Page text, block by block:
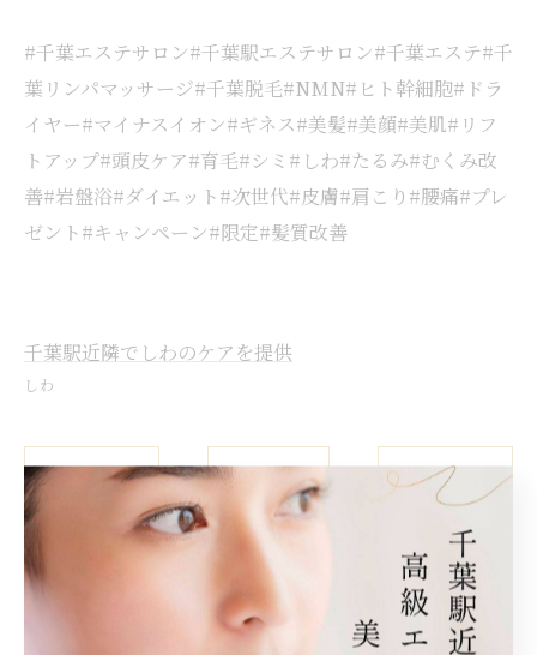
#千葉エステサロン#千葉駅エステサロン#千葉エステ#千
葉リンパマッサージ#千葉脱毛#NMN#ヒト幹細胞#ドラ
イヤー#マイナスイオン#ギネス#美髪#美顔#美肌#リフ
トアップ#頭皮ケア#育毛#シミ#しわ#たるみ#むくみ改
善#岩盤浴#ダイエット#次世代#皮膚#肩こり#腰痛#プレ
ゼント#キャンペーン#限定#髪質改善
千葉駅近隣でしわのケアを提供
しわ
< 前のページ 一覧に戻る 次のページ >
関連タグ
#ダイエット